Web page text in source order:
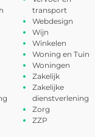
transport
Webdesign
Wijn
Winkelen
Woning en Tuin
Woningen
Zakelijk
Zakelijke
dienstverlening
Zorg
ZZP